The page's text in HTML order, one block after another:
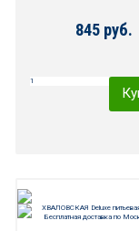
845 руб.